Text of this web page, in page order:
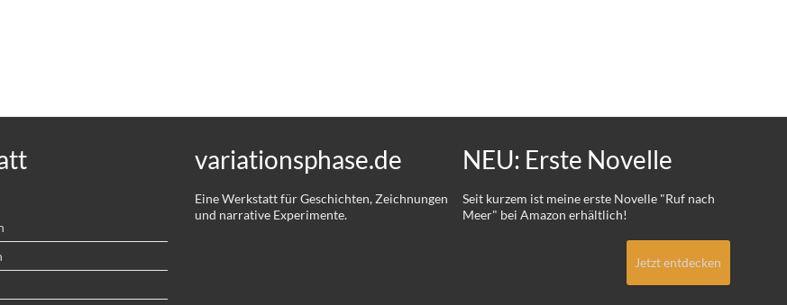
variationsphase.de
Eine Werkstatt für Geschichten, Zeichnungen
und narrative Experimente.
NEU: Erste Novelle
Seit kurzem ist meine erste Novelle "Ruf nach
Meer" bei Amazon erhältlich!
Jetzt entdecken